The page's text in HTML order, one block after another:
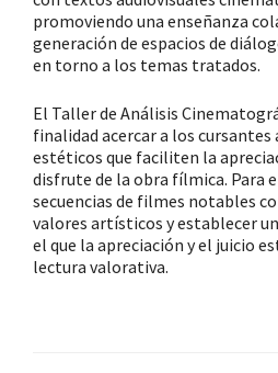
promoviendo una enseñanza
generación de espacios de
en torno a los temas tratados.
El Taller de Análisis
finalidad acercar a los
estéticos que faciliten la
disfrute de la obra fílmica. Para
secuencias de filmes notables
valores artísticos y establecer
el que la apreciación y el juicio
lectura valorativa.